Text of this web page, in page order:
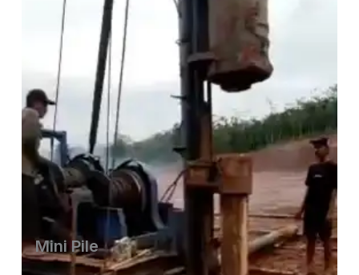
Mini Pile